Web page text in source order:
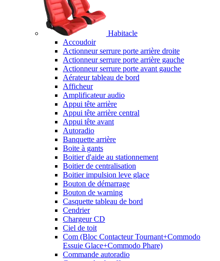
Habitacle
Accoudoir
Actionneur serrure porte arrière droite
Actionneur serrure porte arrière gauche
Actionneur serrure porte avant gauche
Aérateur tableau de bord
Afficheur
Amplificateur audio
Appui tête arrière
Appui tête arrière central
Appui tête avant
Autoradio
Banquette arrière
Boite à gants
Boitier d'aide au stationnement
Boitier de centralisation
Boitier impulsion leve glace
Bouton de démarrage
Bouton de warning
Casquette tableau de bord
Cendrier
Chargeur CD
Ciel de toit
Com (Bloc Contacteur Tournant+Commodo
Essuie Glace+Commodo Phare)
Commande autoradio